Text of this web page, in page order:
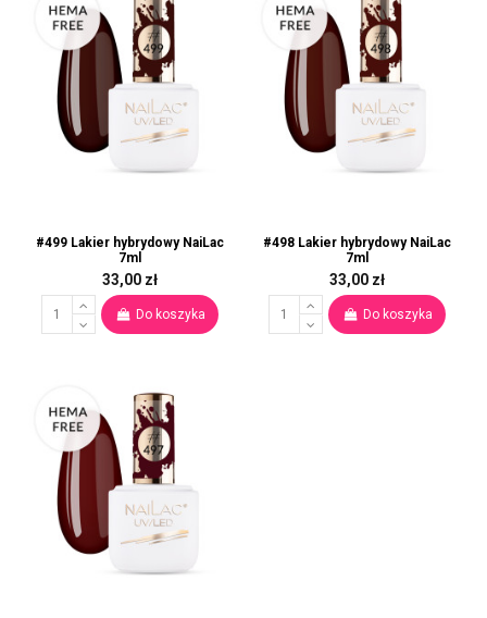
#499 Lakier hybrydowy NaiLac
7ml
33,00 zł
Do koszyka
#498 Lakier hybrydowy NaiLac
7ml
33,00 zł
Do koszyka